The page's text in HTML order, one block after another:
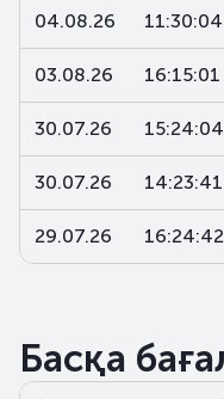
04.08.26 11:30:04
03.08.26 16:15:01
30.07.26 15:24:04
30.07.26 14:23:41
29.07.26 16:24:42
Басқа